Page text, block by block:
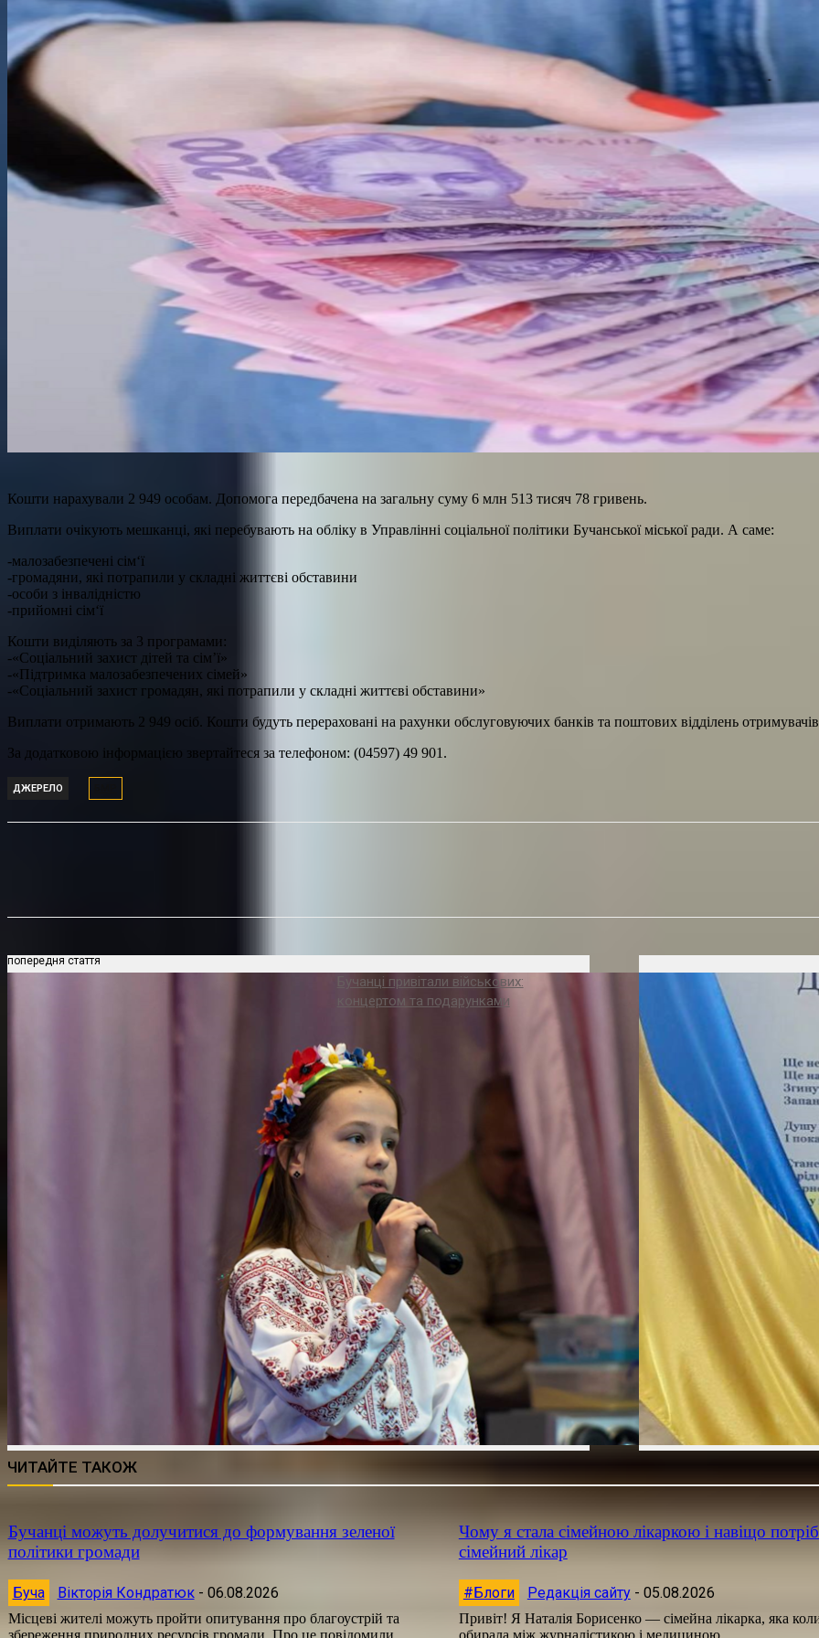
Кошти нарахували 2 949 особам. Допомога передбачена на загальну суму 6 млн 513 тисяч 78 гривень.
Виплати очікують мешканці, які перебувають на обліку в Управлінні соціальної політики Бучанської міської ради. А саме:
-малозабезпечені сім‘ї
-громадяни, які потрапили у складні життєві обставини
-особи з інвалідністю
-прийомні сім‘ї
Кошти виділяють за 3 програмами:
-«Соціальний захист дітей та сім’ї»
-«Підтримка малозабезпечених сімей»
-«Соціальний захист громадян, які потрапили у складні життєві обставини»
Виплати отримають 2 949 осіб. Кошти будуть перераховані на рахунки обслуговуючих банків та поштових відділень
За додатковою інформацією звертайтеся за телефоном: (04597) 49 901.
ДЖЕРЕЛО
попередня стаття
Бучанці привітали військових:
концертом та подарунками
ЧИТАЙТЕ ТАКОЖ
Бучанці можуть долучитися до формування зеленої
політики громади
Буча Вікторія Кондратюк - 06.08.2026
Місцеві жителі можуть пройти опитування про благоустрій та
Чому я стала сімейною лікаркою і навіщо
сімейний лікар
#Блоги Редакція сайту - 05.08.2026
Привіт! Я Наталія Борисенко — сімейна лікарка, яка